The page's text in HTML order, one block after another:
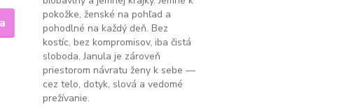
pokožke, ženské na pohľad a
pohodlné na každý deň. Bez
kostíc, bez kompromisov, iba čistá
sloboda. Janula je zároveň
priestorom návratu ženy k sebe —
cez telo, dotyk, slová a vedomé
prežívanie.